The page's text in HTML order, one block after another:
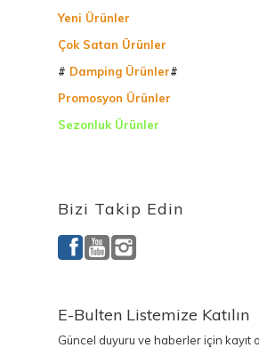
Yeni Ürünler
Çok Satan Ürünler
# Damping Ürünler#
Promosyon Ürünler
Sezonluk Ürünler
Bizi Takip Edin
E-Bulten Listemize Katılın
Güncel duyuru ve haberler için kayıt